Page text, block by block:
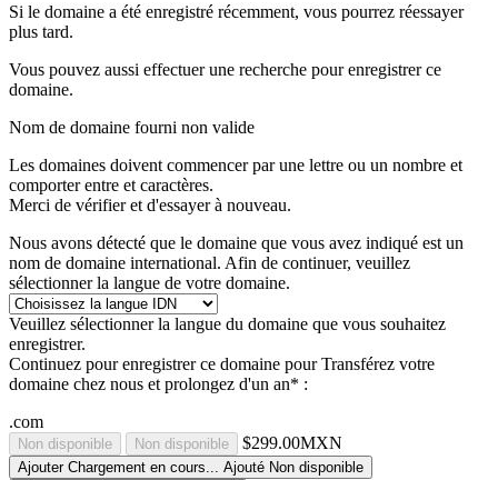
Si le domaine a été enregistré récemment, vous pourrez réessayer
plus tard.
Vous pouvez aussi effectuer une recherche pour enregistrer ce
domaine.
Nom de domaine fourni non valide
Les domaines doivent commencer par une lettre ou un nombre et
comporter entre et caractères.
Merci de vérifier et d'essayer à nouveau.
Nous avons détecté que le domaine que vous avez indiqué est un
nom de domaine international. Afin de continuer, veuillez
sélectionner la langue de votre domaine.
Veuillez sélectionner la langue du domaine que vous souhaitez
enregistrer.
Continuez pour enregistrer ce domaine pour Transférez votre
domaine chez nous et prolongez d'un an* :
.com
Non disponible Non disponible $299.00MXN
Ajouter Chargement en cours... Ajouté Non disponible